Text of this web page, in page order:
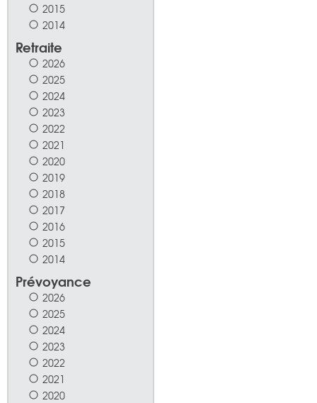
2015
2014
Retraite
2026
2025
2024
2023
2022
2021
2020
2019
2018
2017
2016
2015
2014
Prévoyance
2026
2025
2024
2023
2022
2021
2020